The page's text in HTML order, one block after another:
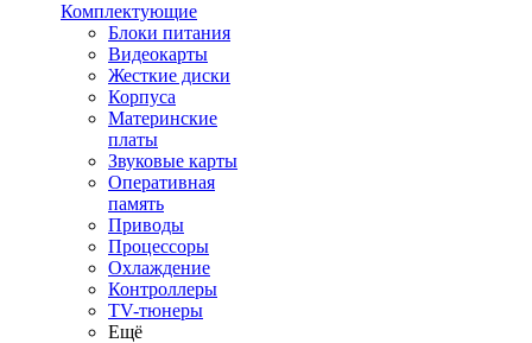
Комплектующие
Блоки питания
Видеокарты
Жесткие диски
Корпуса
Материнские
платы
Звуковые карты
Оперативная
память
Приводы
Процессоры
Охлаждение
Контроллеры
TV-тюнеры
Ещё